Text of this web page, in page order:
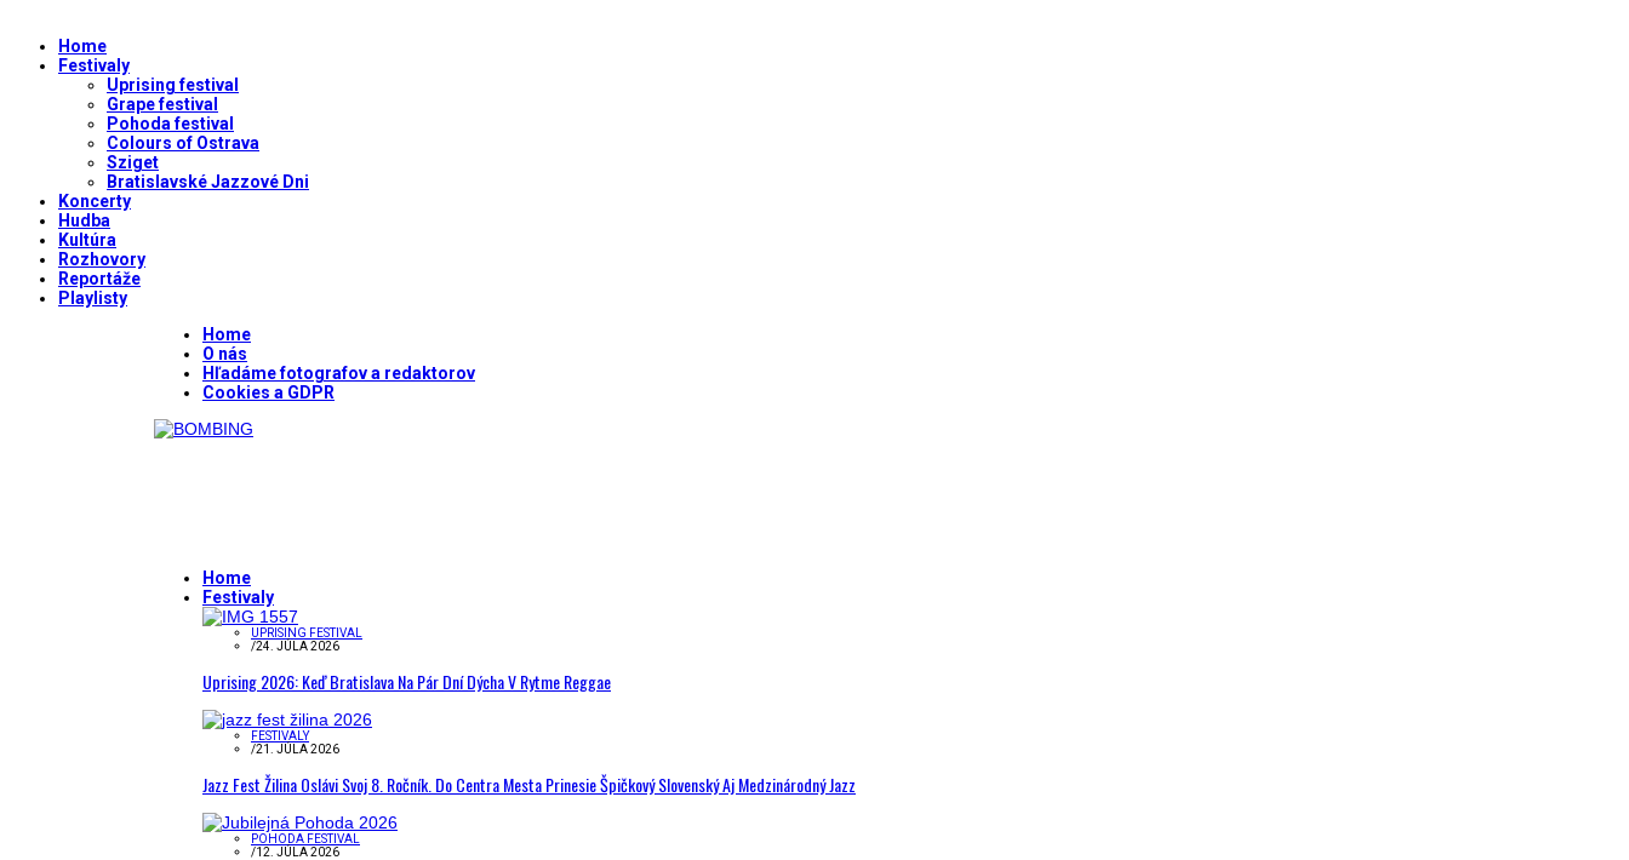
Home
Festivaly
Uprising festival
Grape festival
Pohoda festival
Colours of Ostrava
Sziget
Bratislavské Jazzové Dni
Koncerty
Hudba
Kultúra
Rozhovory
Reportáže
Playlisty
Home
O nás
Hľadáme fotografov a redaktorov
Cookies a GDPR
Home
Festivaly
UPRISING FESTIVAL
/24. JÚLA 2026
Uprising 2026: Keď Bratislava Na Pár Dní Dýcha V Rytme Reggae
FESTIVALY
/21. JÚLA 2026
Jazz Fest Žilina Oslávi Svoj 8. Ročník. Do Centra Mesta Prinesie Špičkový Slovenský Aj Medzinárodný Jazz
POHODA FESTIVAL
/12. JÚLA 2026